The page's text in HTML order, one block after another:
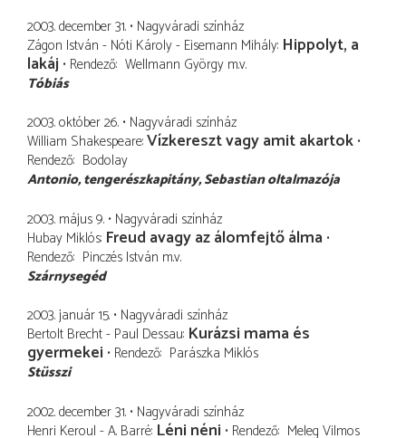
2003. december 31. Nagyváradi színház
Zágon István - Nóti Károly - Eisemann Mihály Hippolyt, a
lakáj Rendező Wellmann György m.v.
Tóbiás
2003. október 26. Nagyváradi színház
William Shakespeare Vízkereszt vagy amit akartok
Rendező Bodolay
Antonio tengerészkapitány, Sebastian oltalmazója
2003. május 9. Nagyváradi színház
Hubay Miklós Freud avagy az álomfejtő álma
Rendező Pinczés István m.v.
Szárnysegéd
2003. január 15. Nagyváradi színház
Bertolt Brecht - Paul Dessau Kurázsi mama és
gyermekei Rendező Parászka Miklós
Stüsszi
2002. december 31. Nagyváradi színház
Henri Keroul - A. Barré Léni néni Rendező Meleg Vilmos